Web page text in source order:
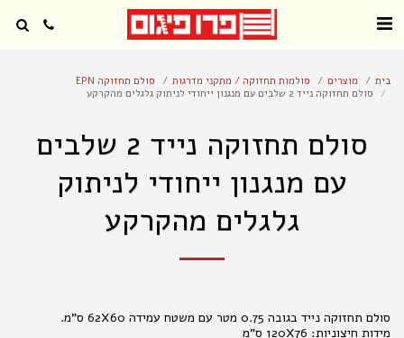
בית מוצרים סולמות תחזוקה / מתקני מדרגות
סולם תחזוקה EPN
סולם תחזוקה נייד 2 שלבים עם מנגנון ייחודי לניתוק גלגלים מהקרקע
סולם תחזוקה נייד 2 שלבים
עם מנגנון ייחודי לניתוק
גלגלים מהקרקע